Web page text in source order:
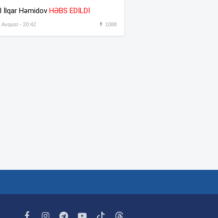
əsas gətirmədən azad etdi
İlqar Həmidov HƏBS EDİLDİ
Avqust - 20:42 1088